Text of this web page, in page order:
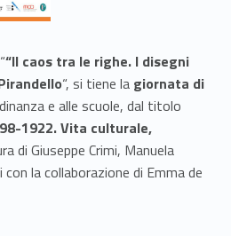
“Il caos tra le righe. I disegni
“, si tiene lagiornata di
e alle scuole, dal titolo
1922. Vita culturale,
di Giuseppe Crimi, Manuela
la collaborazione di Emma de